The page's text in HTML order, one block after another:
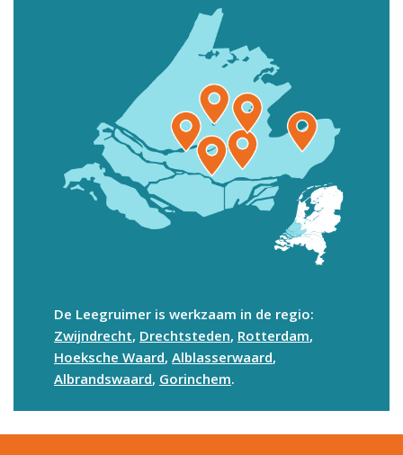
De Leegruimer is werkzaam in de regio:
Zwijndrecht, Drechtsteden, Rotterdam,
Hoeksche Waard, Alblasserwaard,
Albrandswaard, Gorinchem.